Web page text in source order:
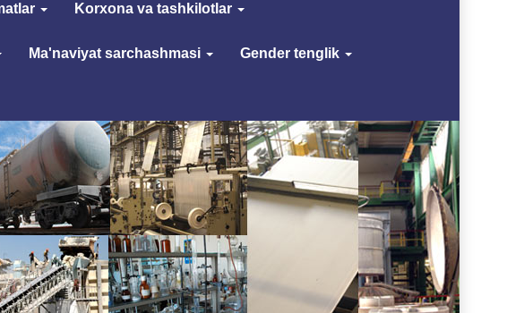
Korxona va tashkilotlar
Ma'naviyat sarchashmasi Gender tenglik